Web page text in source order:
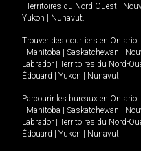
Territoires du Nord-Ouest
Yukon
Nunavut.
Trouver des courtiers en Ontario
Manitoba Saskatchewan
Labrador
Territoires du Nord-
Édouard
Yukon Nunavut
Parcourir les bureaux en Ontario
Manitoba Saskatchewan
Labrador
Territoires du Nord-
Édouard
Yukon Nunavut